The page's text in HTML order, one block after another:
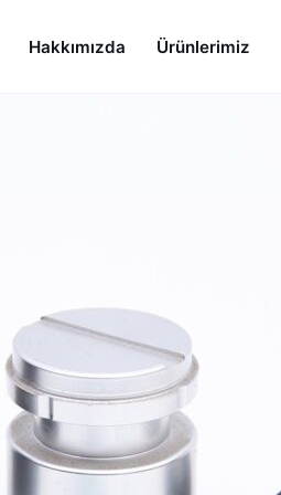
Hakkımızda Ürünlerimiz